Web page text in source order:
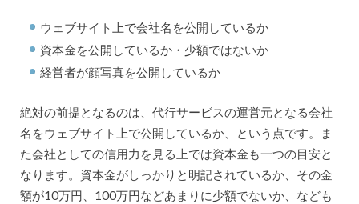
ウェブサイト上で会社名を公開しているか
資本金を公開しているか・少額ではないか
経営者が顔写真を公開しているか
絶対の前提となるのは、代行サービスの運営元となる会社
名をウェブサイト上で公開しているか、という点です。ま
た会社としての信用力を見る上では資本金も一つの目安と
なります。資本金がしっかりと明記されているか、その金
額が10万円、100万円などあまりに少額でないか、なども